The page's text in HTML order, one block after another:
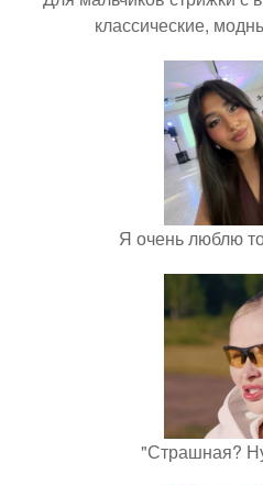
классические,
Я очень люблю
"Страшная?